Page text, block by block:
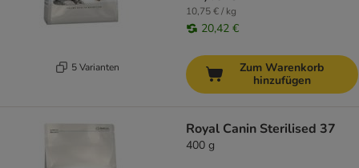
5 Varianten
10,75 € / kg
20,42 €
Zum Warenkorb
hinzufügen
Royal Canin Sterilised 37
400 g